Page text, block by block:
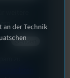
weitere
zu
an der Technik